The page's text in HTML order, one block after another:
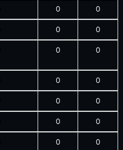
0 0
0 0
0 0
0 0
0 0
0 0
0 0